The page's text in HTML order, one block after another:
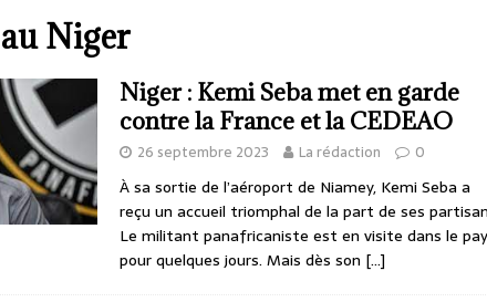
Niger
Niger : Kemi Seba met en garde
contre la France et la CEDEAO
26 septembre 2023 La rédaction 0
À sa sortie de l’aéroport de Niamey, Kemi Seba a
reçu un accueil triomphal de la part de ses
Le militant panafricaniste est en visite dans le
pour quelques jours. Mais dès son […]